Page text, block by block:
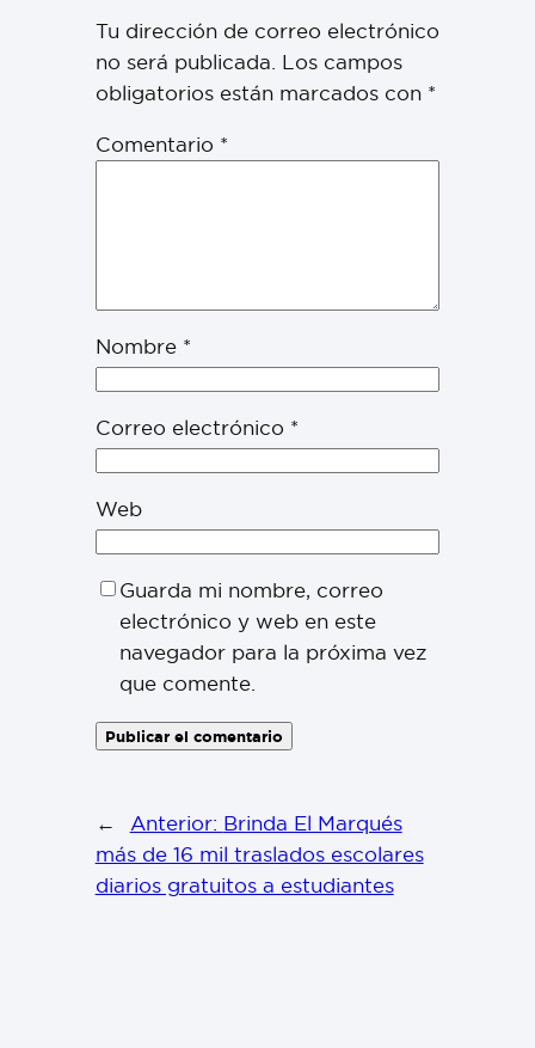
Tu dirección de correo electrónico
no será publicada. Los campos
obligatorios están marcados con *
Comentario *
Nombre *
Correo electrónico *
Web
Guarda mi nombre, correo
electrónico y web en este
navegador para la próxima vez
que comente.
← Anterior: Brinda El Marqués
más de 16 mil traslados escolares
diarios gratuitos a estudiantes